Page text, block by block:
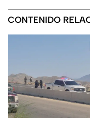
CONTENIDO